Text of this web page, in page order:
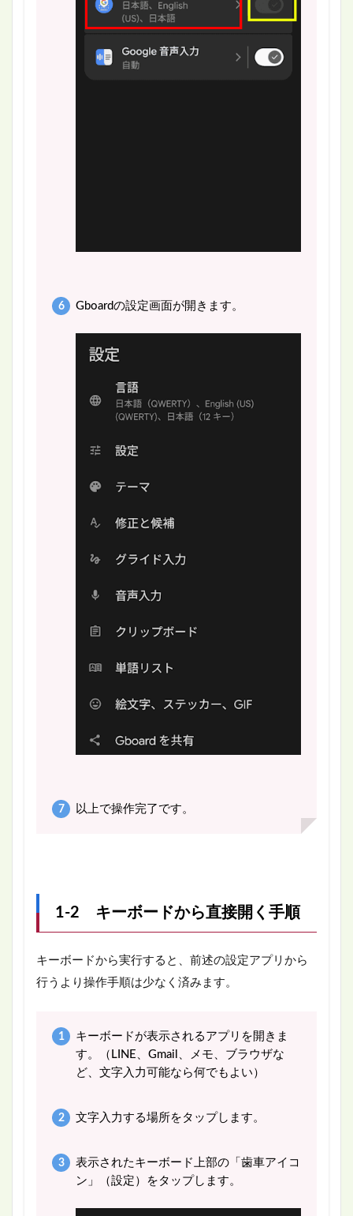
Gboardの設定画面が開きます。
以上で操作完了です。
1-2 キーボードから直接開く手順
キーボードから実行すると、前述の設定アプリから
行うより操作手順は少なく済みます。
キーボードが表示されるアプリを開きま
す。（LINE、Gmail、メモ、ブラウザな
ど、文字入力可能なら何でもよい）
文字入力する場所をタップします。
表示されたキーボード上部の「歯車アイコ
ン」（設定）をタップします。